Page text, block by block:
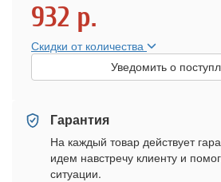
932 р.
Скидки от количества
Уведомить о
Гарантия
На каждый товар действует
идем навстречу клиенту и
ситуации.